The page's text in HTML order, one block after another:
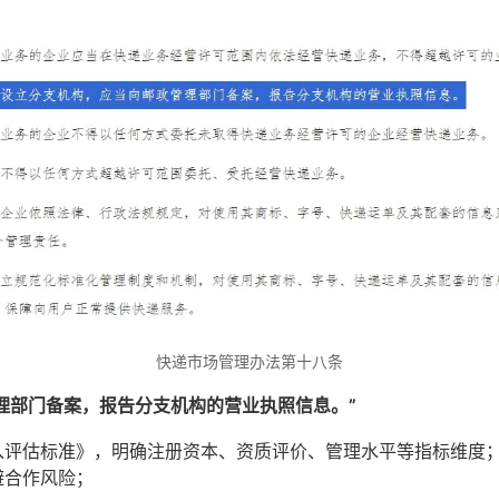
快递市场管理办法第十八条
门备案，报告分支机构的营业执照信息。”
估标准》，明确注册资本、资质评价、管理水平等指标维度
作风险；